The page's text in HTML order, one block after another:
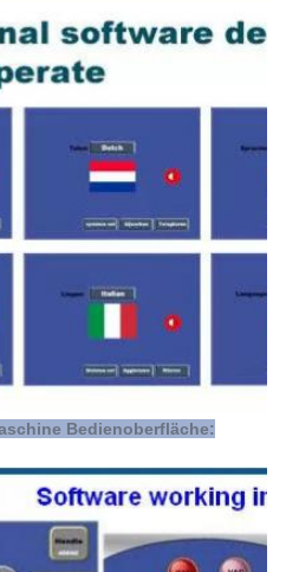
Bedienoberfläche: